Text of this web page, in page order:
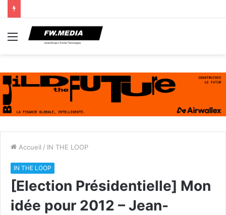
Menu
Accueil / IN THE LOOP
IN THE LOOP
[Election Présidentielle] Mon
idée pour 2012 – Jean-